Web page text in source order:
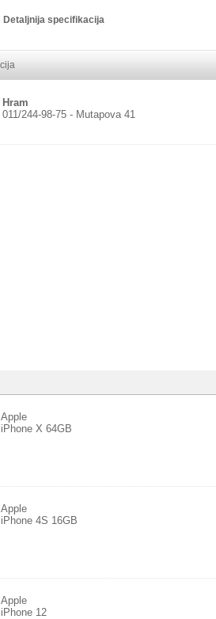
Detaljnija specifikacija
Hram
011/244-98-75 - Mutapova 41
Apple
iPhone X 64GB
Apple
iPhone 4S 16GB
Apple
iPhone 12